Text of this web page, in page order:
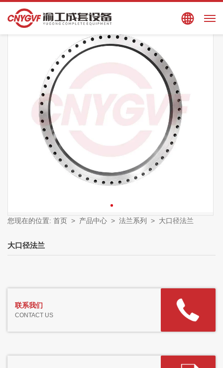
EN
您现在的位置: 首页 > 产品中心 > 法兰系列 > 大口径法兰
大口径法兰
联系我们
CONTACT US